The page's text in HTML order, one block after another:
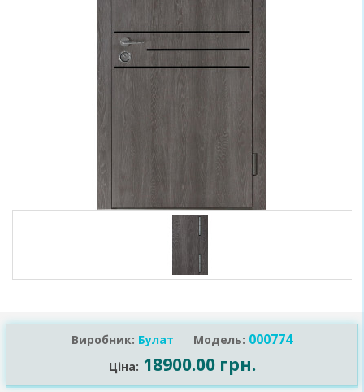
Виробник: Булат Модель: 000774
Ціна: 18900.00 грн.